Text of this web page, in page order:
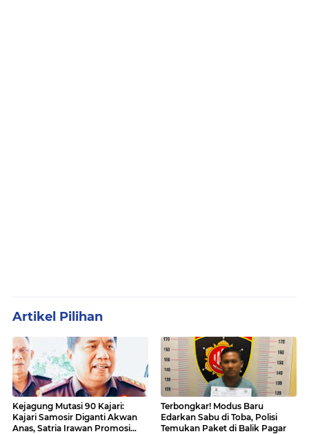
Artikel Pilihan
Kejagung Mutasi 90 Kajari:
Kajari Samosir Diganti Akwan
Anas, Satria Irawan Promosi
Terbongkar! Modus Baru
Edarkan Sabu di Toba, Polisi
Temukan Paket di Balik Pagar